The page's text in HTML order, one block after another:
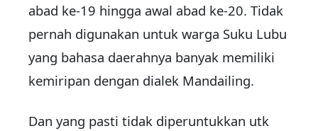
abad ke-19 hingga awal abad ke-20. Tidak
pernah digunakan untuk warga Suku Lubu
yang bahasa daerahnya banyak memiliki
kemiripan dengan dialek Mandailing.
Dan yang pasti tidak diperuntukkan utk